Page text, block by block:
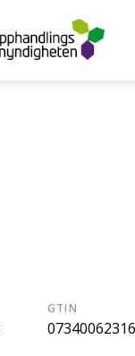
GTIN